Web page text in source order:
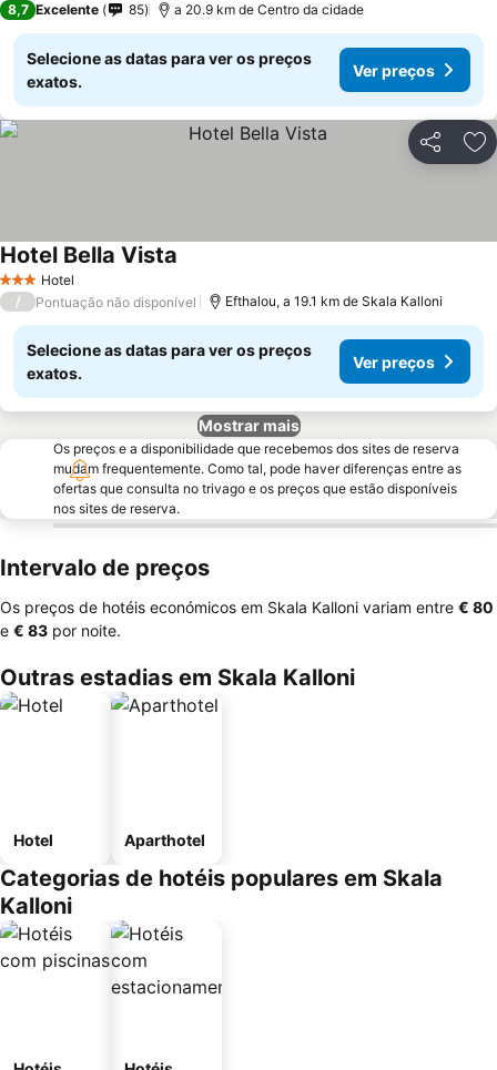
8,7 Excelente 85 a 20.9 km de Centro da cidade
Selecione as datas para ver os preços
exatos.
Ver preços
Partilhar
3 EstrelasHotel
Hotel Bella Vista
/ Pontuação não disponível Efthalou, a 19.1 km de Skala Kalloni
Selecione as datas para ver os preços
exatos.
Ver preços
Mostrar mais
Os preços e a disponibilidade que recebemos dos sites de reserva
mudam frequentemente. Como tal, pode haver diferenças entre as
ofertas que consulta no trivago e os preços que estão disponíveis
nos sites de reserva.
Intervalo de preços
Os preços de hotéis económicos em Skala Kalloni variam entre ‎€ 80
e ‎€ 83 por noite.
Outras estadias em Skala Kalloni
Hotel Aparthotel
Categorias de hotéis populares em Skala
Kalloni